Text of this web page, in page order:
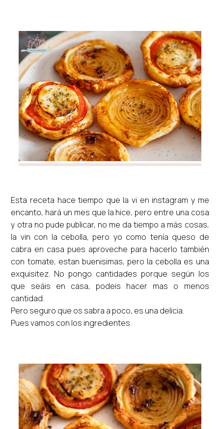
Esta receta hace tiempo que la vi en instagram y me
encanto, hará un mes que la hice, pero entre una cosa
y otra no pude publicar, no me da tiempo a más cosas,
la vin con la cebolla, pero yo como tenía queso de
cabra en casa pues aproveche para hacerlo también
con tomate, estan buenisimas, pero la cebolla es una
exquisitez. No pongo cantidades porque según los
que seáis en casa, podeis hacer mas o menos
cantidad.
Pero seguro que os sabra a poco, es una delicia.
Pues vamos con los ingredientes.